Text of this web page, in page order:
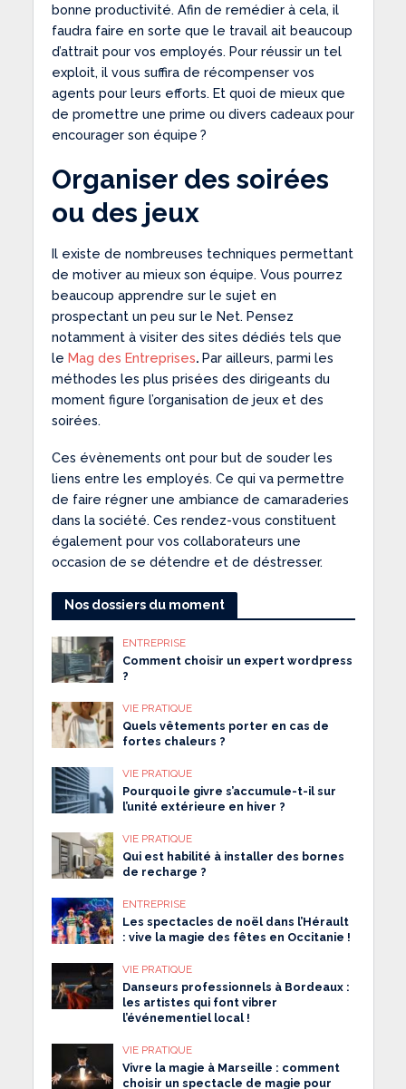
bonne productivité. Afin de remédier à cela, il
faudra faire en sorte que le travail ait beaucoup
d’attrait pour vos employés. Pour réussir un tel
exploit, il vous suffira de récompenser vos
agents pour leurs efforts. Et quoi de mieux que
de promettre une prime ou divers cadeaux pour
encourager son équipe ?
Organiser des soirées
ou des jeux
Il existe de nombreuses techniques permettant
de motiver au mieux son équipe. Vous pourrez
beaucoup apprendre sur le sujet en
prospectant un peu sur le Net. Pensez
notamment à visiter des sites dédiés tels que
le Mag des Entreprises. Par ailleurs, parmi les
méthodes les plus prisées des dirigeants du
moment figure l’organisation de jeux et des
soirées.
Ces évènements ont pour but de souder les
liens entre les employés. Ce qui va permettre
de faire régner une ambiance de camaraderies
dans la société. Ces rendez-vous constituent
également pour vos collaborateurs une
occasion de se détendre et de déstresser.
Nos dossiers du moment
ENTREPRISE
Comment choisir un expert wordpress
?
VIE PRATIQUE
Quels vêtements porter en cas de
fortes chaleurs ?
VIE PRATIQUE
Pourquoi le givre s’accumule-t-il sur
l’unité extérieure en hiver ?
VIE PRATIQUE
Qui est habilité à installer des bornes
de recharge ?
ENTREPRISE
Les spectacles de noël dans l’Hérault
: vive la magie des fêtes en Occitanie !
VIE PRATIQUE
Danseurs professionnels à Bordeaux :
les artistes qui font vibrer
l’événementiel local !
VIE PRATIQUE
Vivre la magie à Marseille : comment
choisir un spectacle de magie pour